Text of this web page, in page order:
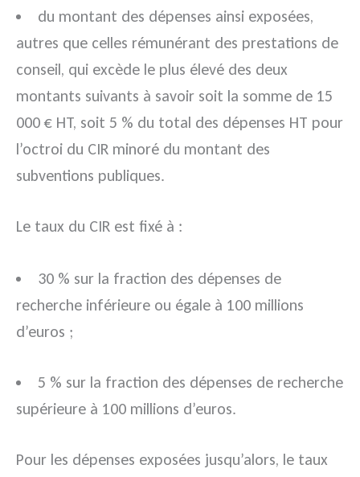
du montant des dépenses ainsi exposées,
autres que celles rémunérant des prestations de
conseil, qui excède le plus élevé des deux
montants suivants à savoir soit la somme de 15
000 € HT, soit 5 % du total des dépenses HT pour
l’octroi du CIR minoré du montant des
subventions publiques.
Le taux du CIR est fixé à :
30 % sur la fraction des dépenses de
recherche inférieure ou égale à 100 millions
d’euros ;
5 % sur la fraction des dépenses de recherche
supérieure à 100 millions d’euros.
Pour les dépenses exposées jusqu’alors, le taux